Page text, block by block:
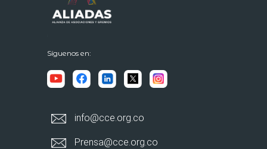
Síguenos en:
info@cce.org.co
Prensa@cce.org.co